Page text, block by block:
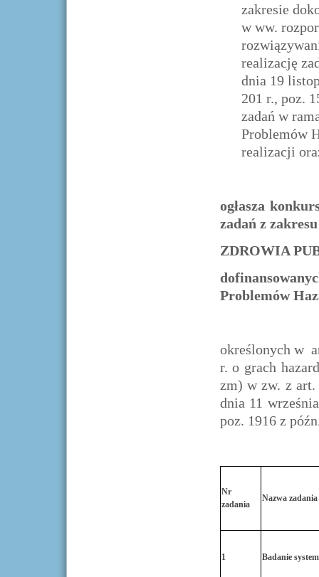
zakresie
w ww.
realizację
dnia 19
201 r., poz.
zadań w
Problemów
realizacji
ogłasza
zadań z zakresu
ZDROWIA
Problemów
określonych w
r. o grach
zm) w zw. z
dnia 11
poz. 1916 z
Nr
zadania
Nazwa
1 Badanie